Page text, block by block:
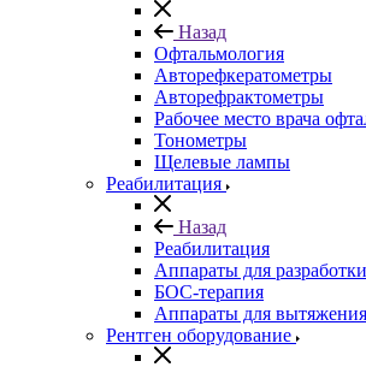
Назад
Офтальмология
Авторефкератометры
Авторефрактометры
Рабочее место врача
Тонометры
Щелевые лампы
Реабилитация
Назад
Реабилитация
Аппараты для
БОС-терапия
Аппараты для
Рентген оборудование